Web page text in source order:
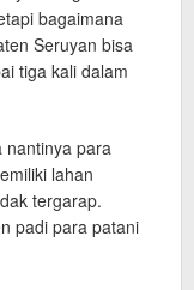
bagaimana
Seruyan bisa
tiga kali dalam
nantinya para
lahan
tergarap.
padi para patani